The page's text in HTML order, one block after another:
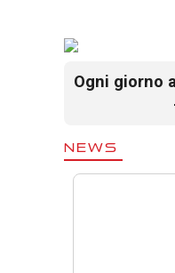
Ogni giorno
NEWS